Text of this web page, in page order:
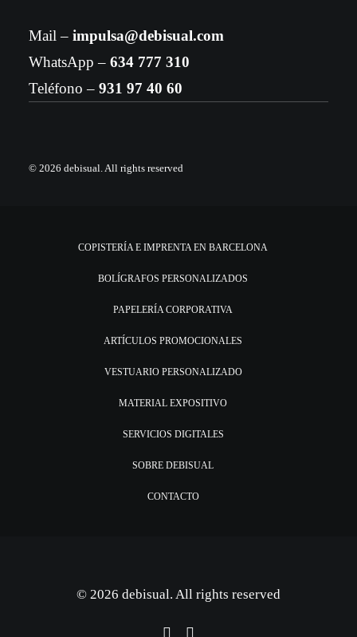
Mail – impulsa@debisual.com
WhatsApp – 634 777 310
Teléfono – 931 97 40 60
© 2026 debisual.All rights reserved
COPISTERÍA E IMPRENTA EN BARCELONA
BOLÍGRAFOS PERSONALIZADOS
PAPELERÍA CORPORATIVA
ARTÍCULOS PROMOCIONALES
VESTUARIO PERSONALIZADO
MATERIAL EXPOSITIVO
SERVICIOS DIGITALES
SOBRE DEBISUAL
CONTACTO
© 2026 debisual. All rights reserved